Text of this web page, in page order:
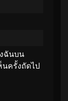
ฉันบน
นครั้งถัดไป